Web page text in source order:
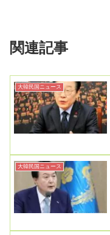
関連記事
大韓民国ニュース
大韓民国ニュース